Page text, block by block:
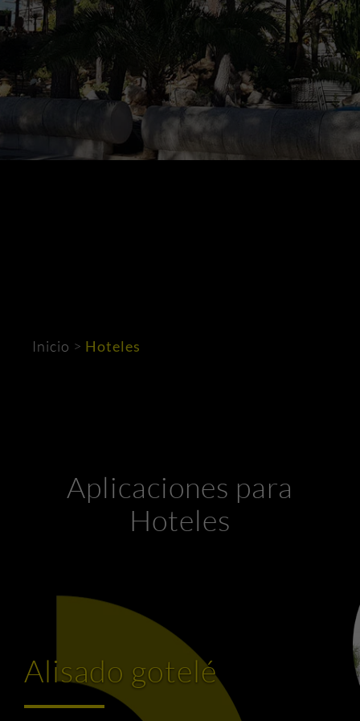
Inicio > Hoteles
Aplicaciones para
Hoteles
Alisado gotelé